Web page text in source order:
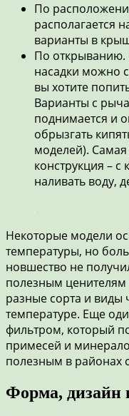
По
располагается
варианты в
По открыванию.
насадки можно
вы хотите
Варианты с
поднимается и
обрызгать
моделей).
конструкция – с
наливать воду,
Некоторые модели
температуры, но
новшество не
полезным ценителям
разные сорта и виды
температуре. Еще
фильтром, который
примесей и
полезным в районах
Форма, дизайн